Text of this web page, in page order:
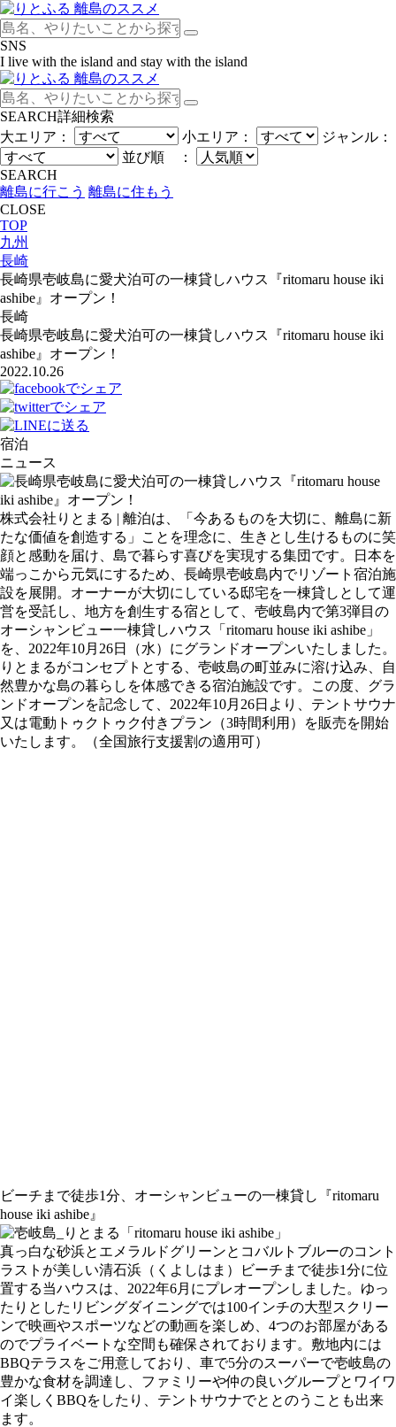
SNS
I live with the island and stay with the island
SEARCH詳細検索
大エリア：
小エリア：
ジャンル：
並び順 ：
SEARCH
離島に行こう 離島に住もう
CLOSE
TOP
九州
長崎
長崎県壱岐島に愛犬泊可の一棟貸しハウス『ritomaru house iki
ashibe』オープン！
長崎
長崎県壱岐島に愛犬泊可の一棟貸しハウス『ritomaru house iki
ashibe』オープン！
2022.10.26
宿泊
ニュース
株式会社りとまる | 離泊は、「今あるものを大切に、離島に新
たな価値を創造する」ことを理念に、生きとし生けるものに笑
顔と感動を届け、島で暮らす喜びを実現する集団です。日本を
端っこから元気にするため、長崎県壱岐島内でリゾート宿泊施
設を展開。オーナーが大切にしている邸宅を一棟貸しとして運
営を受託し、地方を創生する宿として、壱岐島内で第3弾目の
オーシャンビュー一棟貸しハウス「ritomaru house iki ashibe」
を、2022年10月26日（水）にグランドオープンいたしました。
りとまるがコンセプトとする、壱岐島の町並みに溶け込み、自
然豊かな島の暮らしを体感できる宿泊施設です。この度、グラ
ンドオープンを記念して、2022年10月26日より、テントサウナ
又は電動トゥクトゥク付きプラン（3時間利用）を販売を開始
いたします。（全国旅行支援割の適用可）
ビーチまで徒歩1分、オーシャンビューの一棟貸し『ritomaru
house iki ashibe』
真っ白な砂浜とエメラルドグリーンとコバルトブルーのコント
ラストが美しい清石浜（くよしはま）ビーチまで徒歩1分に位
置する当ハウスは、2022年6月にプレオープンしました。ゆっ
たりとしたリビングダイニングでは100インチの大型スクリー
ンで映画やスポーツなどの動画を楽しめ、4つのお部屋がある
のでプライベートな空間も確保されております。敷地内には
BBQテラスをご用意しており、車で5分のスーパーで壱岐島の
豊かな食材を調達し、ファミリーや仲の良いグループとワイワ
イ楽しくBBQをしたり、テントサウナでととのうことも出来
ます。